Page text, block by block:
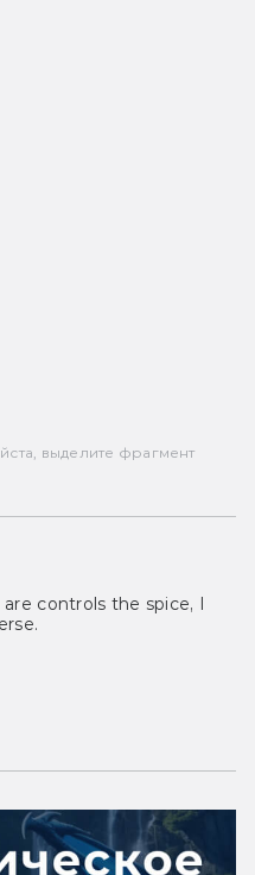
выделите фрагмент
controls the spice, I